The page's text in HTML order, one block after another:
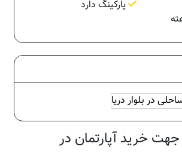
پارکینگ دارد
در بلوار دریا
خرید آپارتمان در